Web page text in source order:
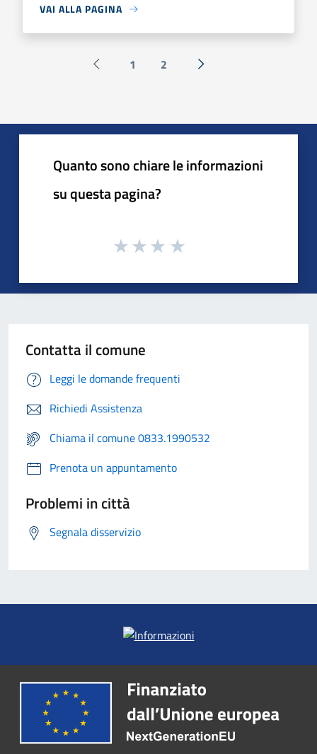
VAI ALLA PAGINA
Pagina precedente
1 2 Successiva »
Quanto sono chiare le informazioni
su questa pagina?
Contatta il comune
Leggi le domande frequenti
Richiedi Assistenza
Chiama il comune 0833.1990532
Prenota un appuntamento
Problemi in città
Segnala disservizio